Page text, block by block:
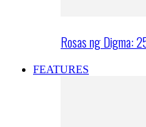
Rosas ng Digma:
FEATURES